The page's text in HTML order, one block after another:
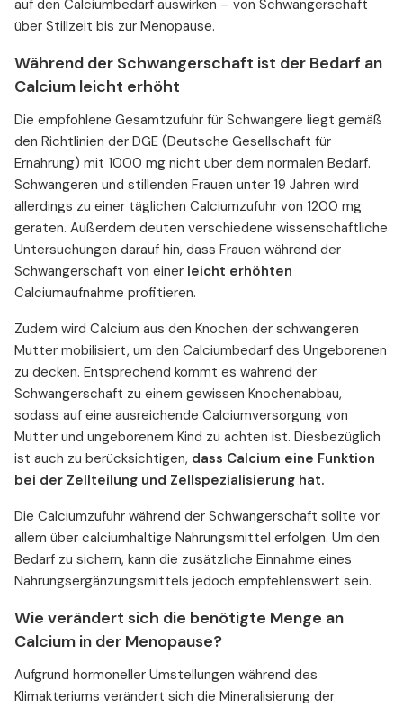
auf den Calciumbedarf auswirken – von Schwangerschaft
über Stillzeit bis zur Menopause.
Während der Schwangerschaft ist der Bedarf an
Calcium leicht erhöht
Die empfohlene Gesamtzufuhr für Schwangere liegt gemäß
den Richtlinien der DGE (Deutsche Gesellschaft für
Ernährung) mit 1000 mg nicht über dem normalen Bedarf.
Schwangeren und stillenden Frauen unter 19 Jahren wird
allerdings zu einer täglichen Calciumzufuhr von 1200 mg
geraten. Außerdem deuten verschiedene wissenschaftliche
Untersuchungen darauf hin, dass Frauen während der
Schwangerschaft von einer leicht erhöhten
Calciumaufnahme profitieren.
Zudem wird Calcium aus den Knochen der schwangeren
Mutter mobilisiert, um den Calciumbedarf des Ungeborenen
zu decken. Entsprechend kommt es während der
Schwangerschaft zu einem gewissen Knochenabbau,
sodass auf eine ausreichende Calciumversorgung von
Mutter und ungeborenem Kind zu achten ist. Diesbezüglich
ist auch zu berücksichtigen, dass Calcium eine Funktion
bei der Zellteilung und Zellspezialisierung hat.
Die Calciumzufuhr während der Schwangerschaft sollte vor
allem über calciumhaltige Nahrungsmittel erfolgen. Um den
Bedarf zu sichern, kann die zusätzliche Einnahme eines
Nahrungsergänzungsmittels jedoch empfehlenswert sein.
Wie verändert sich die benötigte Menge an
Calcium in der Menopause?
Aufgrund hormoneller Umstellungen während des
Klimakteriums verändert sich die Mineralisierung der